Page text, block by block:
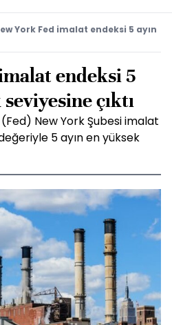
York Fed imalat endeksi 5 ayın
endeksi 5
çıktı
New York Şubesi imalat
5 ayın en yüksek